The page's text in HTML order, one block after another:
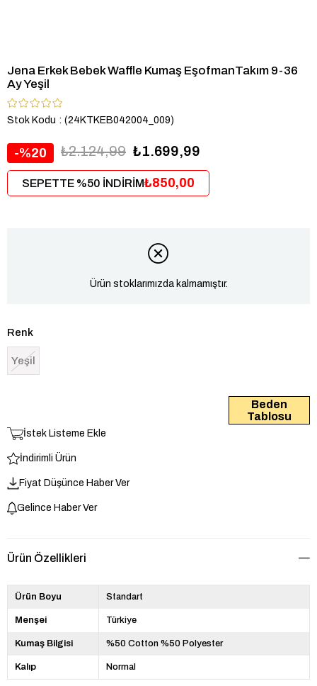
Jena Erkek Bebek Waffle Kumaş EşofmanTakım 9-36
Ay Yeşil
Stok Kodu (24KTKEB042004_009)
20 ₺2.124,99 ₺1.699,99
SEPETTE %50 İNDİRİM₺850,00
Ürün stoklarımızda kalmamıştır.
Renk
Yeşil
Beden
Tablosu
İstek Listeme Ekle
İndirimli Ürün
Fiyat Düşünce Haber Ver
Gelince Haber Ver
Ürün Özellikleri
Ürün Boyu Standart
Menşei Türkiye
Kumaş Bilgisi %50 Cotton %50 Polyester
Kalıp Normal